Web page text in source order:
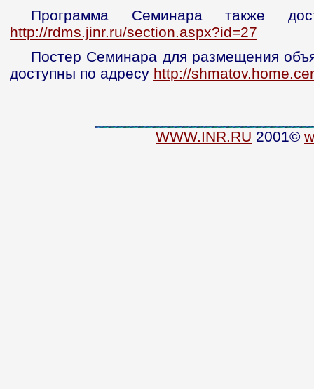
Программа Семинара также
http://rdms.jinr.ru/section.aspx?id=27
Постер Cеминара для размещения
доступны по адресу http://
WWW.INR.RU 2001©